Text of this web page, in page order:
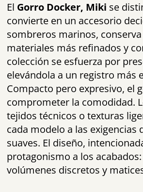
El Gorro Docker, Miki se
convierte en un accesorio
sombreros marinos,
materiales más refinados y
colección se esfuerza por
elevándola a un registro más
Compacto pero expresivo, el
comprometer la comodidad.
tejidos técnicos o texturas
cada modelo a las
suaves. El diseño,
protagonismo a los
volúmenes discretos y